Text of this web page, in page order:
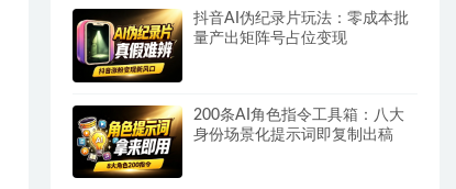
抖音AI伪纪录片玩法：零成本批
量产出矩阵号占位变现
200条AI角色指令工具箱：八大
身份场景化提示词即复制出稿